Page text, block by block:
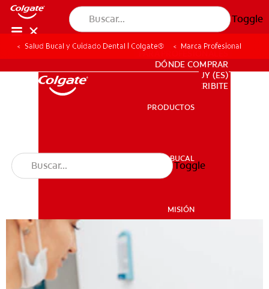
Toggle
SALUD BUCAL
PARA PROFESIONALES
DÓNDE COMPRAR
UY (ES)
SUSCRIBITE
PRODUCTOS
SALUD BUCAL
MISIÓN
CHEQUEO DE SALUD BUCAL
CORRESPONDENCIA DE PRODUCTOS
Toggle
Salud Bucal y Cuidado Dental | Colgate® Marca Profesional